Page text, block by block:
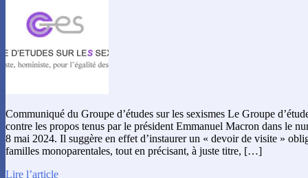
Communiqué du Groupe d’études sur les sexismes Le Groupe
contre les propos tenus par le président Emmanuel Macron dans le
8 mai 2024. Il suggère en effet d’instaurer un « devoir de visite »
familles monoparentales, tout en précisant, à juste titre, […]
Lire l’article